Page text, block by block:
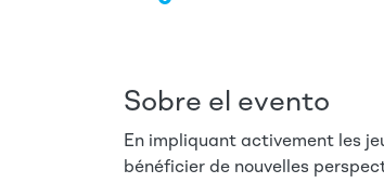
Sobre el evento
En impliquant activement les
bénéficier de nouvelles